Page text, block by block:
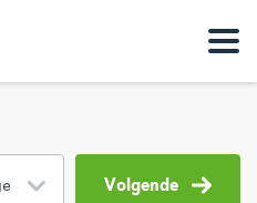
Volgende